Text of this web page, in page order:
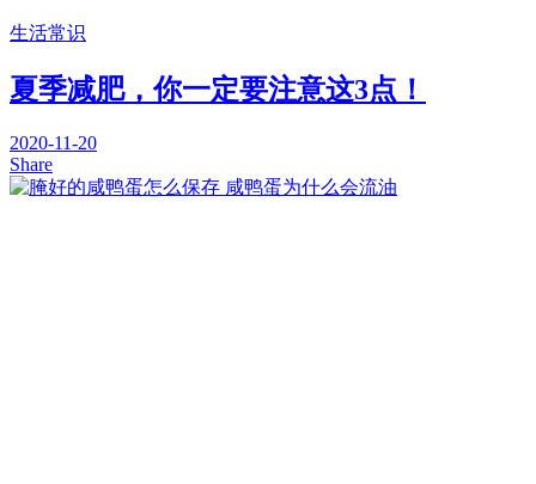
生活常识
夏季减肥，你一定要注意这3点！
2020-11-20
Share